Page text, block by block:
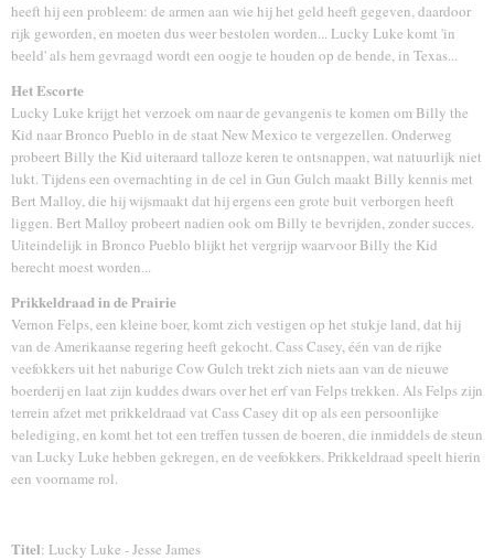
heeft hij een probleem: de armen aan wie hij het geld heeft gegeven, daardoor
rijk geworden, en moeten dus weer bestolen worden... Lucky Luke komt 'in
beeld' als hem gevraagd wordt een oogje te houden op de bende, in Texas...
Het Escorte
Lucky Luke krijgt het verzoek om naar de gevangenis te komen om Billy the
Kid naar Bronco Pueblo in de staat New Mexico te vergezellen. Onderweg
probeert Billy the Kid uiteraard talloze keren te ontsnappen, wat natuurlijk niet
lukt. Tijdens een overnachting in de cel in Gun Gulch maakt Billy kennis met
Bert Malloy, die hij wijsmaakt dat hij ergens een grote buit verborgen heeft
liggen. Bert Malloy probeert nadien ook om Billy te bevrijden, zonder succes.
Uiteindelijk in Bronco Pueblo blijkt het vergrijp waarvoor Billy the Kid
berecht moest worden...
Prikkeldraad in de Prairie
Vernon Felps, een kleine boer, komt zich vestigen op het stukje land, dat hij
van de Amerikaanse regering heeft gekocht. Cass Casey, één van de rijke
veefokkers uit het naburige Cow Gulch trekt zich niets aan van de nieuwe
boerderij en laat zijn kuddes dwars over het erf van Felps trekken. Als Felps zijn
terrein afzet met prikkeldraad vat Cass Casey dit op als een persoonlijke
belediging, en komt het tot een treffen tussen de boeren, die inmiddels de steun
van Lucky Luke hebben gekregen, en de veefokkers. Prikkeldraad speelt hierin
een voorname rol.
Titel: Lucky Luke - Jesse James